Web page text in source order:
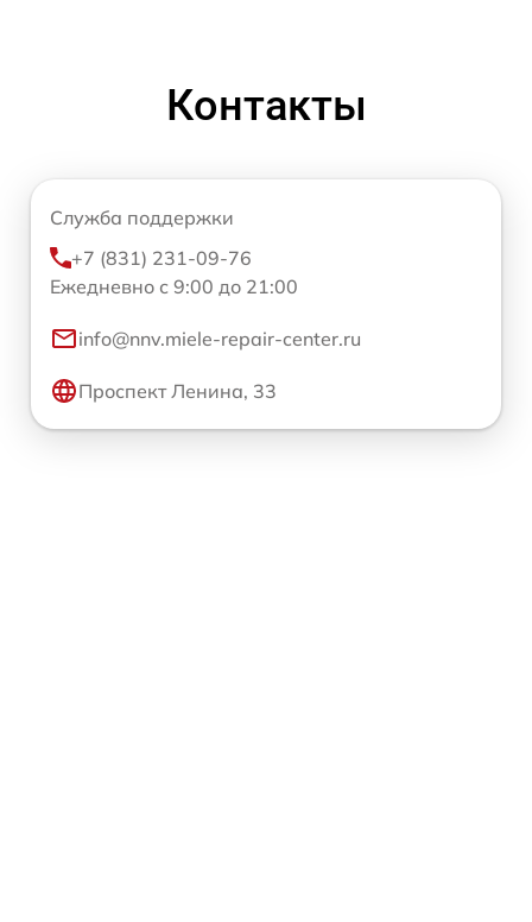
Контакты
Служба поддержки
+7 (831) 231-09-76
Ежедневно с 9:00 до 21:00
info@nnv.miele-repair-center.ru
Проспект Ленина, 33